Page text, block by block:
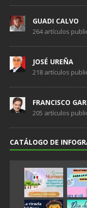
GUADI CALVO
264 artículos
JOSÉ UREÑA
218 artículos
FRANCISCO
205 artículos
CATÁLOGO DE